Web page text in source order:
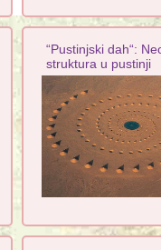
“Pustinjski dah“:
struktura u pustinji